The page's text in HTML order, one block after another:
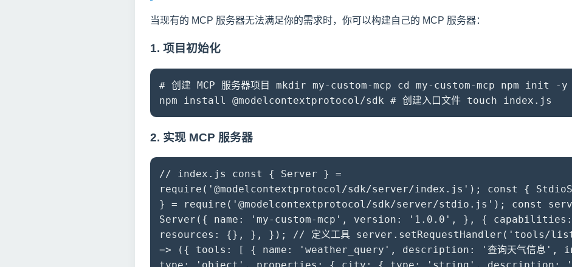
当现有的 MCP 服务器无法满足你的需求时，你可以构建自己的 MCP 服务器：
1. 项目初始化
# 创建 MCP 服务器项目 mkdir my-custom-mcp cd my-custom-mcp npm init -y
npm install @modelcontextprotocol/sdk # 创建入口文件 touch index.js
2. 实现 MCP 服务器
// index.js const { Server } =
require('@modelcontextprotocol/sdk/server/index.js'); const {
} = require('@modelcontextprotocol/sdk/server/stdio.js'); const
Server({ name: 'my-custom-mcp', version: '1.0.0', }, {
resources: {}, }, }); // 定义工具 server.setRequestHandler('tools/
=> ({ tools: [ { name: 'weather_query', description: '查询天气信息',